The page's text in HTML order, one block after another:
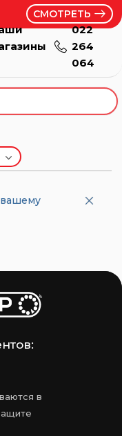
СМОТРЕТЬ
022
264
064
вашему
в